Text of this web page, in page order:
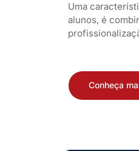
Uma
alunos, é
Conheça